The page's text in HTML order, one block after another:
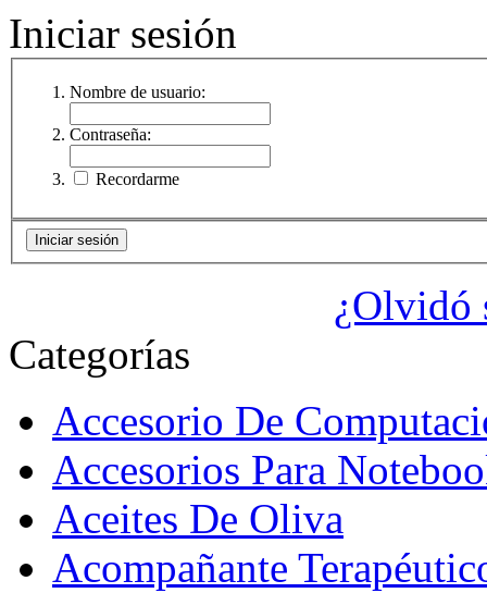
Iniciar sesión
Nombre de usuario:
Contraseña:
Recordarme
¿Olvidó
Categorías
Accesorio De
Accesorios Para
Aceites De Oliva
Acompañante